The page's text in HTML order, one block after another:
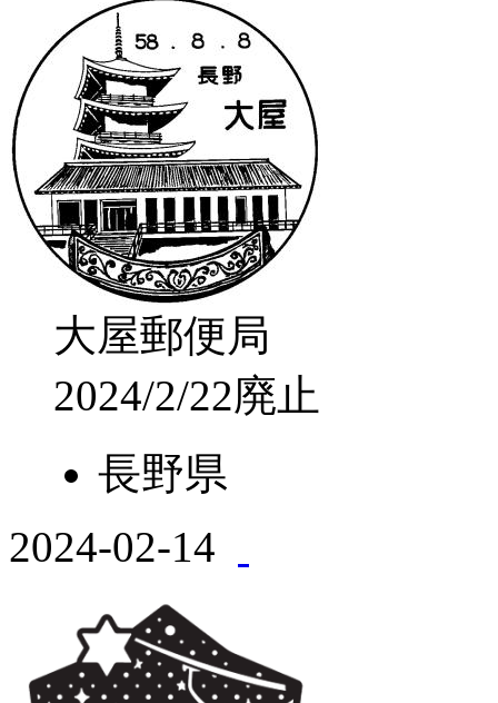
大屋郵便局
2024/2/22廃止
長野県
2024-02-14